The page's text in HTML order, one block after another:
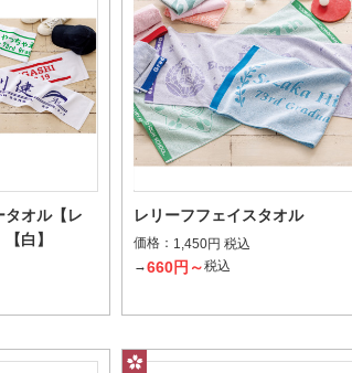
タオル
として毎日持ち歩ける定番サイズ
ハ
手や顔
タオル【レ
白】
レリーフフェイスタオル
価格： 1,450円 税込
→660円～税込